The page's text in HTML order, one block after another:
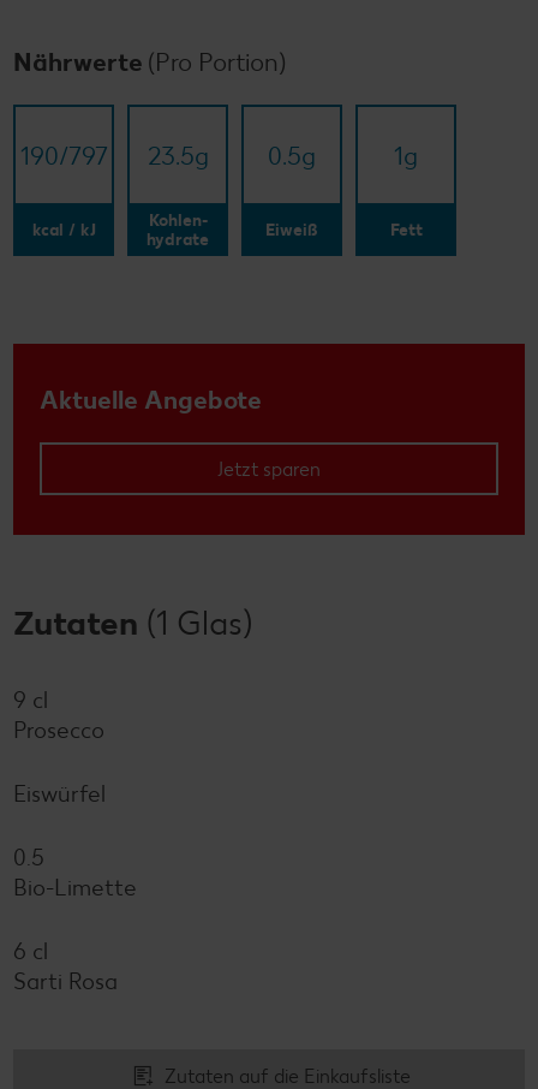
Nährwerte (Pro Portion)
190/​797
kcal / kJ
23.5g
Kohlen-
hydrate
0.5g
Eiweiß
1g
Fett
Aktuelle Angebote
Jetzt sparen
Zutaten (1 Glas)
9 cl
Prosecco
Eiswürfel
0.5
Bio-Limette
6 cl
Sarti Rosa
Zutaten auf die Einkaufsliste